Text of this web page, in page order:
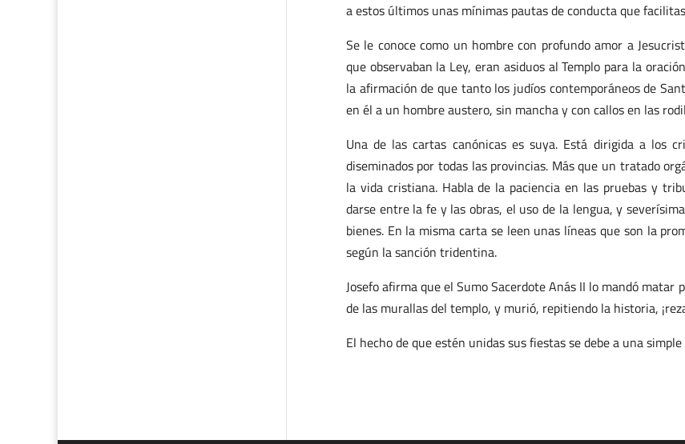
a estos últimos unas mínimas pautas de conducta que
Se le conoce como un hombre con profundo amor a
que observaban la Ley, eran asiduos al Templo para la
la afirmación de que tanto los judíos contemporáneos de
en él a un hombre austero, sin mancha y con callos en las
Una de las cartas canónicas es suya. Está dirigida a los
diseminados por todas las provincias. Más que un tratado
la vida cristiana. Habla de la paciencia en las pruebas y
darse entre la fe y las obras, el uso de la lengua, y
bienes. En la misma carta se leen unas líneas que son la
según la sanción tridentina.
Josefo afirma que el Sumo Sacerdote Anás II lo mandó
de las murallas del templo, y murió, repitiendo la historia,
El hecho de que estén unidas sus fiestas se debe a una